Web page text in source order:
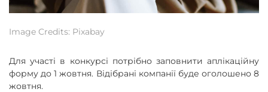
Image Credits: Pixabay
Для участі в конкурсі потрібно заповнити аплікаційну
форму до 1 жовтня. Відібрані компанії буде оголошено 8
жовтня.